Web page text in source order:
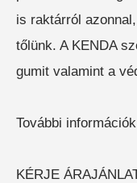
is raktárról
tőlünk. A KENDA
gumit valamint a
További
KÉRJE